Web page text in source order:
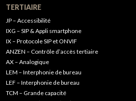
TERTIAIRE
JP – Accessibilité
IXG – SIP & Appli smartphone
IX – Protocole SIP et ONVIF
ANZEN – Contrôle d’accès tertiaire
AX – Analogique
LEM – Interphonie de bureau
LEF – Interphonie de bureau
TCM – Grande capacité